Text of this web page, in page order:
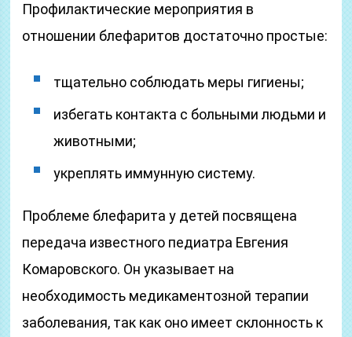
Профилактические мероприятия в
отношении блефаритов достаточно простые:
тщательно соблюдать меры гигиены;
избегать контакта с больными людьми и
животными;
укреплять иммунную систему.
Проблеме блефарита у детей посвящена
передача известного педиатра Евгения
Комаровского. Он указывает на
необходимость медикаментозной терапии
заболевания, так как оно имеет склонность к